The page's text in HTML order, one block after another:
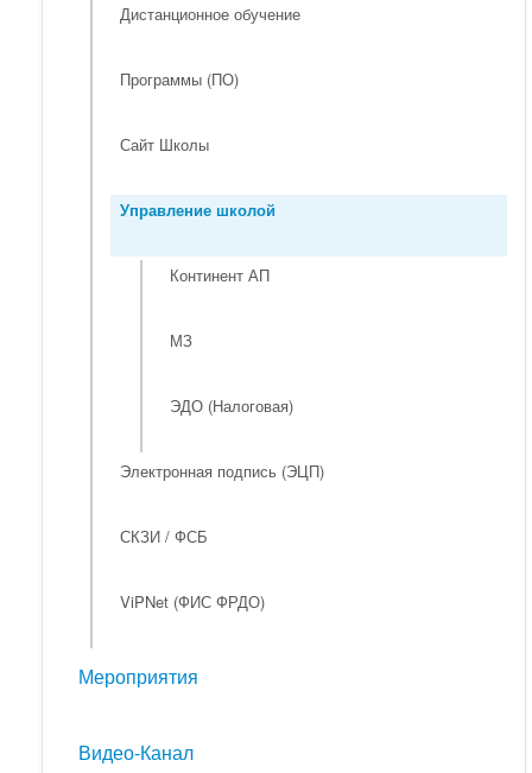
Дистанционное обучение
Программы (ПО)
Сайт Школы
Управление школой
Континент АП
МЗ
ЭДО (Налоговая)
Электронная подпись (ЭЦП)
СКЗИ / ФСБ
ViPNet (ФИС ФРДО)
Мероприятия
Видео-Канал